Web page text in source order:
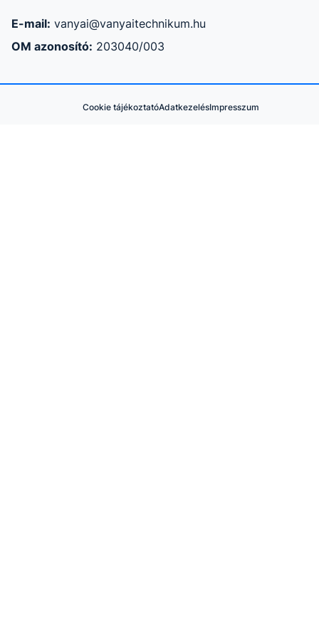
E-mail: vanyai@vanyaitechnikum.hu
OM azonosító: 203040/003
Cookie tájékoztatóAdatkezelésImpresszum